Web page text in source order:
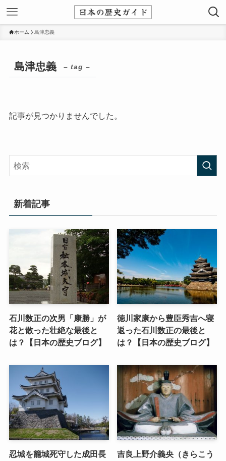
ホーム 島津忠義
島津忠義 – tag –
記事が見つかりませんでした。
新着記事
石川数正の次男「康勝」が
花と散った壮絶な最後と
は？【日本の歴史ブログ】
徳川家康から豊臣秀吉へ寝
返った石川数正の最後と
は？【日本の歴史ブログ】
忍城を籠城死守した成田長
吉良上野介義央（きらこう